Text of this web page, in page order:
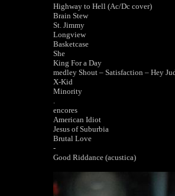
Highway to Hell (Ac/Dc cover)
Brain Stew
St. Jimmy
Longview
Basketcase
She
King For a Day
medley Shout – Satisfaction – Hey
X-Kid
Minority
.
encores
American Idiot
Jesus of Suburbia
Brutal Love
-
Good Riddance (acustica)